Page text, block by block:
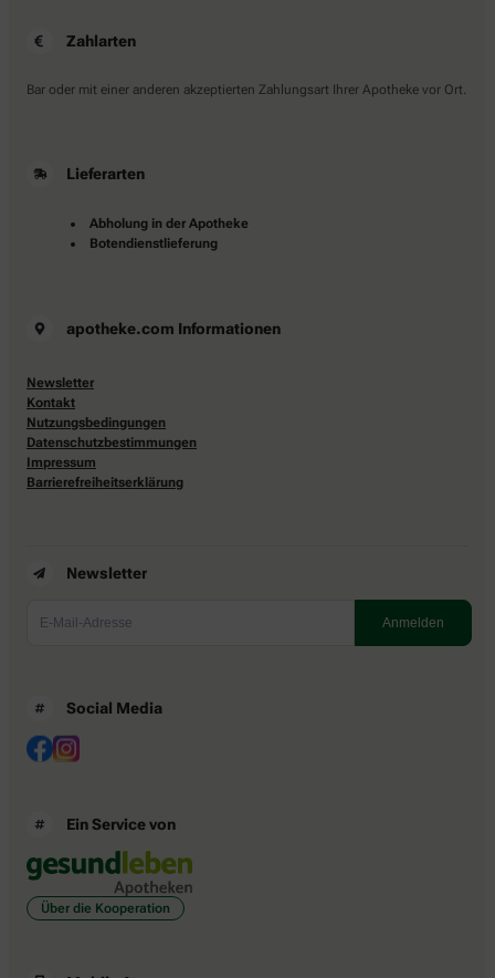
Zahlarten
Bar oder mit einer anderen akzeptierten Zahlungsart Ihrer Apotheke vor Ort.
Lieferarten
Abholung in der Apotheke
Botendienstlieferung
apotheke.com Informationen
Newsletter
Kontakt
Nutzungsbedingungen
Datenschutzbestimmungen
Impressum
Barrierefreiheitserklärung
Newsletter
Social Media
Ein Service von
Über die Kooperation